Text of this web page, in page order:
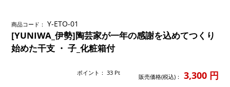
商品コード： Y-ETO-01
[YUNIWA_伊勢]陶芸家が一年の感謝を込めてつくり
始めた干支 ・ 子_化粧箱付
販売価格(税込)： 3,300 円
ポイント： 33 Pt